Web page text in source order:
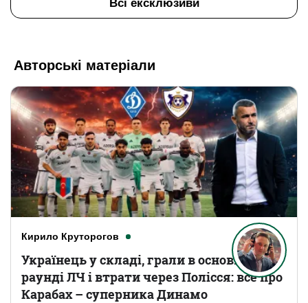
Всі ексклюзиви
Авторські матеріали
Кирило Круторогов
Українець у складі, грали в основному
раунді ЛЧ і втрати через Полісся: все про
Карабах – суперника Динамо